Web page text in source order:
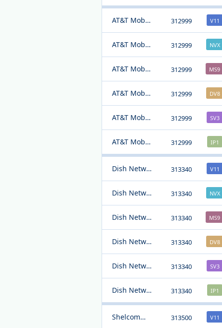
AT&T Mobility 312999 V11
AT&T Mobility 312999 NVX
AT&T Mobility 312999 MS9
AT&T Mobility 312999 DV8
AT&T Mobility 312999 SV3
AT&T Mobility 312999 IP1
Dish Network 313340 V11
Dish Network 313340 NVX
Dish Network 313340 MS9
Dish Network 313340 DV8
Dish Network 313340 SV3
Dish Network 313340 IP1
Shelcomm Inc. 313500 V11